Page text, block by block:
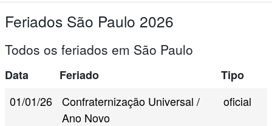
Feriados São Paulo 2026
Todos os feriados em São Paulo
Data Feriado
Tipo
01/01/26
Confraternização Universal /
Ano Novo
oficial